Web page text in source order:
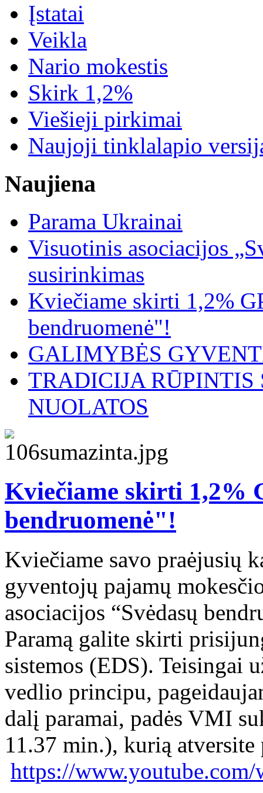
Įstatai
Veikla
Nario mokestis
Skirk 1,2%
Viešieji pirkimai
Naujoji tinklalapio
Naujiena
Parama Ukrainai
Visuotinis asociacijos
susirinkimas
Kviečiame skirti 1,2%
bendruomenė"!
GALIMYBĖS
TRADICIJA
NUOLATOS
Kviečiame skirti 1,2%
bendruomenė"!
Kviečiame savo praėjusių
gyventojų pajamų
asociacijos “Svėdasų
Paramą galite skirti
sistemos (EDS). Teisingai
vedlio principu,
dalį paramai, padės VMI
11.37 min.), kurią atversite
https://